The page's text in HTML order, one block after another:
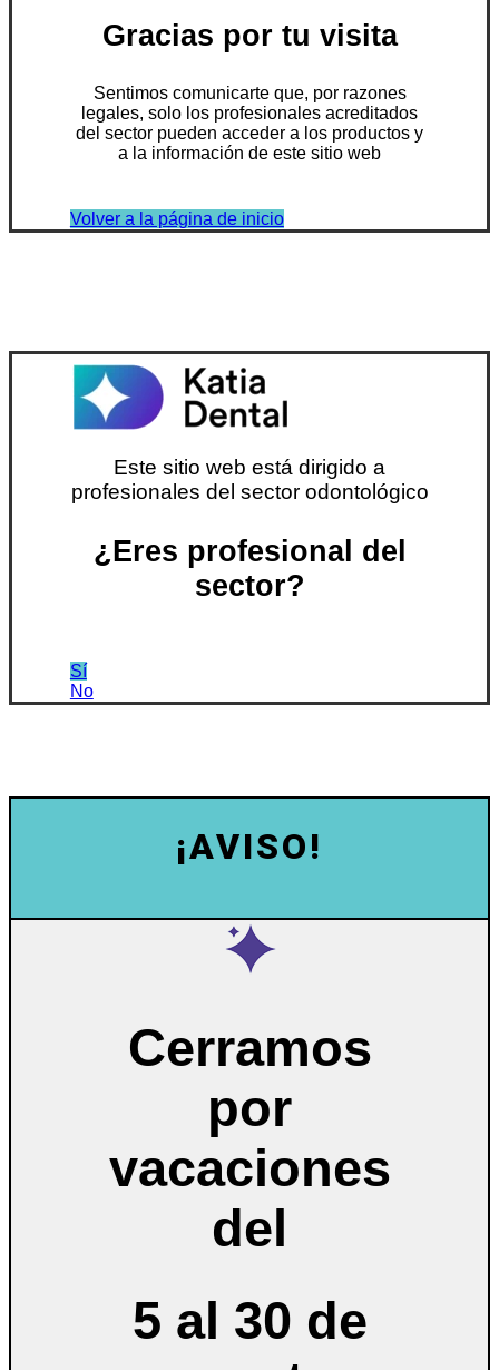
Gracias por tu visita
Sentimos comunicarte que, por razones
legales, solo los profesionales acreditados
del sector pueden acceder a los productos y
a la información de este sitio web
Volver a la página de inicio
Este sitio web está dirigido a
profesionales del sector odontológico
¿Eres profesional del
sector?
Sí
No
¡AVISO!
Cerramos
por
vacaciones
del
5 al 30 de